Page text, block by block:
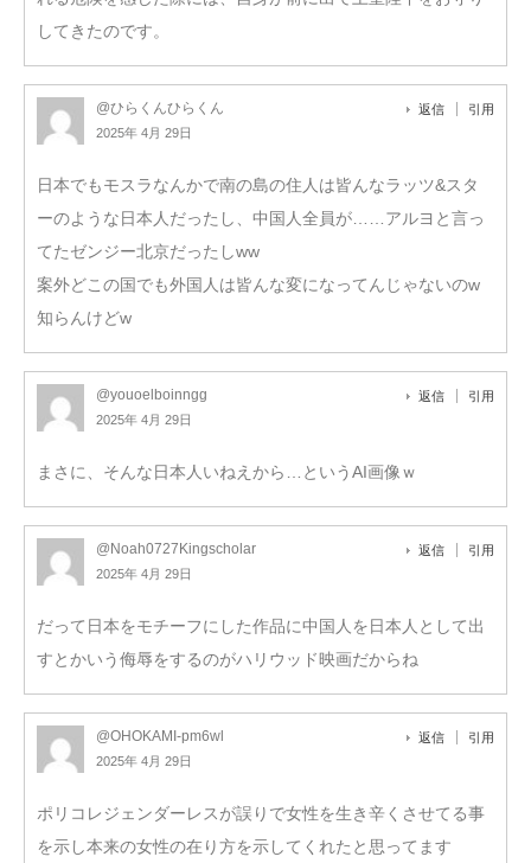
してきたのです。
@ひらくんひらくん
2025年 4月 29日
返信 引用
日本でもモスラなんかで南の島の住人は皆んなラッツ&スタ
ーのような日本人だったし、中国人全員が……アルヨと言っ
てたゼンジー北京だったしww
案外どこの国でも外国人は皆んな変になってんじゃないのw
知らんけどw
@youoelboinngg
2025年 4月 29日
返信 引用
まさに、そんな日本人いねえから…というAI画像ｗ
@Noah0727Kingscholar
2025年 4月 29日
返信 引用
だって日本をモチーフにした作品に中国人を日本人として出
すとかいう侮辱をするのがハリウッド映画だからね
@OHOKAMI-pm6wl
2025年 4月 29日
返信 引用
ポリコレジェンダーレスが誤りで女性を生き辛くさせてる事
を示し本来の女性の在り方を示してくれたと思ってます